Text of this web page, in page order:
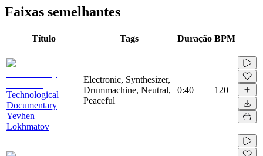
Faixas semelhantes
Título Tags Duração BPM
Technological
Documentary
Yevhen
Lokhmatov
Electronic, Synthesizer,
Drummachine, Neutral,
Peaceful
0:40 120